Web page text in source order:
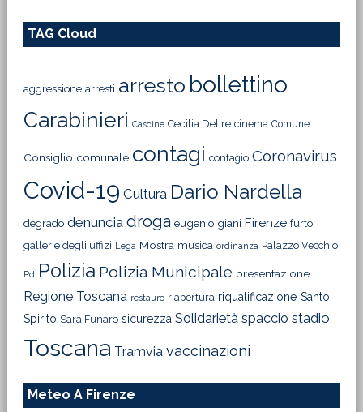
TAG Cloud
aggressione arresti arresto bollettino
Carabinieri Cascine Cecilia Del re cinema Comune
Consiglio comunale contagi contagio Coronavirus
Covid-19 Cultura Dario Nardella
degrado denuncia droga eugenio giani Firenze furto
gallerie degli uffizi Lega Mostra musica ordinanza Palazzo Vecchio
Pd Polizia Polizia Municipale presentazione
Regione Toscana restauro riapertura riqualificazione Santo
Spirito Sara Funaro sicurezza Solidarietà spaccio stadio
Toscana Tramvia vaccinazioni
Meteo A Firenze